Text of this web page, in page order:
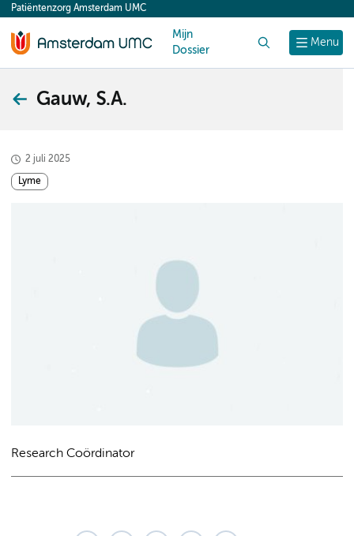
content
Menu
Patiëntenzorg Amsterdam UMC
Mijn
Dossier
Gauw, S.A.
2 juli 2025
Lyme
Research Coördinator